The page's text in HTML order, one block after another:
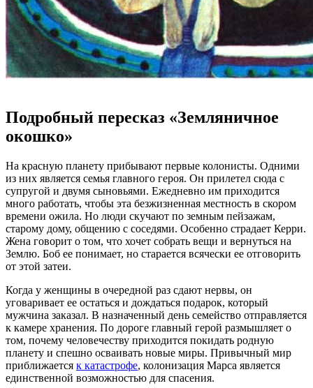
Подробный пересказ «Земляничное
окошко»
На красную планету прибывают первые колонисты. Одними
из них является семья главного героя. Он прилетел сюда с
супругой и двумя сыновьями. Ежедневно им приходится
много работать, чтобы эта безжизненная местность в скором
времени ожила. Но люди скучают по земным пейзажам,
старому дому, общению с соседями. Особенно страдает Керри.
Жена говорит о том, что хочет собрать вещи и вернуться на
Землю. Боб ее понимает, но старается всячески ее отговорить
от этой затеи.
Когда у женщины в очередной раз сдают нервы, он
уговаривает ее остаться и дождаться подарок, который
мужчина заказал. В назначенный день семейство отправляется
к камере хранения. По дороге главный герой размышляет о
том, почему человечеству приходится покидать родную
планету и спешно осваивать новые миры. Привычный мир
приближается к катастрофе, колонизация Марса является
единственной возможностью для спасения.